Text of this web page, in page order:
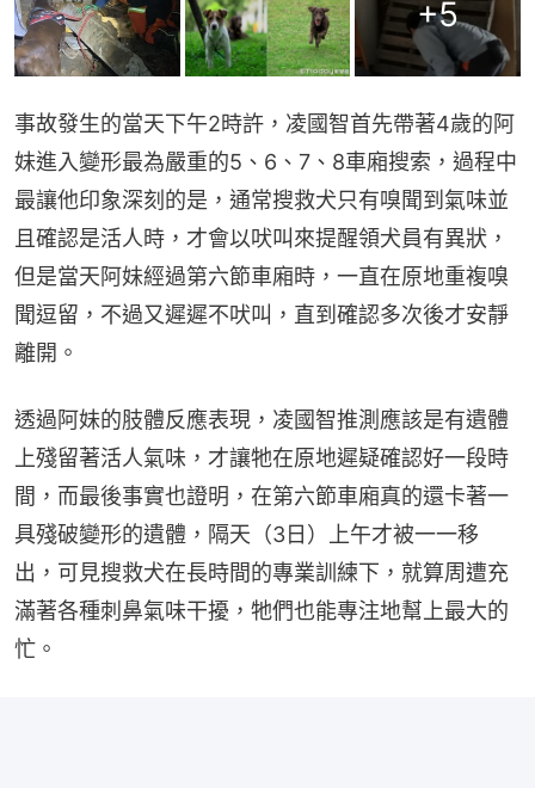
+5
事故發生的當天下午2時許，凌國智首先帶著4歲的阿
妹進入變形最為嚴重的5、6、7、8車廂搜索，過程中
最讓他印象深刻的是，通常搜救犬只有嗅聞到氣味並
且確認是活人時，才會以吠叫來提醒領犬員有異狀，
但是當天阿妹經過第六節車廂時，一直在原地重複嗅
聞逗留，不過又遲遲不吠叫，直到確認多次後才安靜
離開。
透過阿妹的肢體反應表現，凌國智推測應該是有遺體
上殘留著活人氣味，才讓牠在原地遲疑確認好一段時
間，而最後事實也證明，在第六節車廂真的還卡著一
具殘破變形的遺體，隔天（3日）上午才被一一移
出，可見搜救犬在長時間的專業訓練下，就算周遭充
滿著各種刺鼻氣味干擾，牠們也能專注地幫上最大的
忙。